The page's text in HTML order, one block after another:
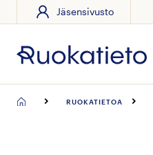
sisältöön
Jäsensivusto
RUOKATIETOA